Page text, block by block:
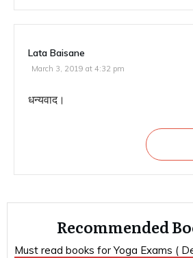
Lata Baisane
March 3, 2019 at 4:32 pm
धन्यवाद।
Recommended
Must read books for Yoga Exams (